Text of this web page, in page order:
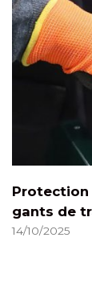
Protection
gants de
14/10/2025